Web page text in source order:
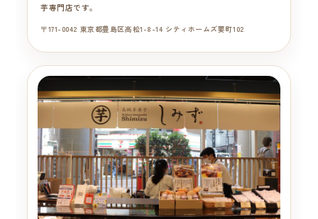
芋専門店です。
〒171-0042 東京都豊島区高松1-8-14 シティホームズ要町102